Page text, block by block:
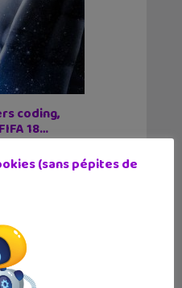
coding,
18…
publiés sur Geek
Youtube pour
(sans pépites de